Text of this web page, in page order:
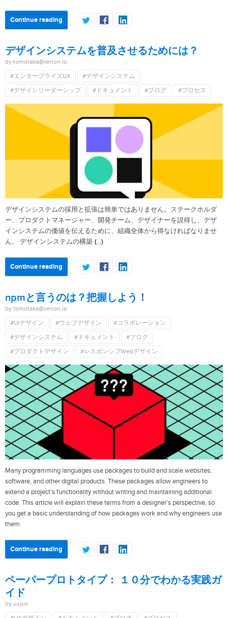
Continue reading
デザインシステムを普及させるためには？
by tomotaka@xenon.io
#エンタープライズUX
#デザインシステム
#デザインリーダーシップ
#ドキュメント #ブログ #プロセス
デザインシステムの採用と拡張は簡単ではありません。ステークホルダ
ー、プロダクトマネージャー、開発チーム、デザイナーを説得し、デザ
インシステムの価値を伝えるために、組織全体から得なければなりませ
ん。 デザインシステムの構築 (…)
Continue reading
npmと言うのは？把握しよう！
by tomotaka@xenon.io
#UIデザイン
#ウェブデザイン
#コラボレーション
#デザインシステム
#ドキュメント
#ブログ
#プロダクトデザイン
#レスポンシブWebデザイン
Many programming languages use packages to build and scale websites,
software, and other digital products. These packages allow engineers to
extend a project’s functionality without writing and maintaining additional
code. This article will explain these terms from a designer’s perspective, so
you get a basic understanding of how packages work and why engineers use
them.
Continue reading
ペーパープロトタイプ： １０分でわかる実践ガ
イド
by uxpin